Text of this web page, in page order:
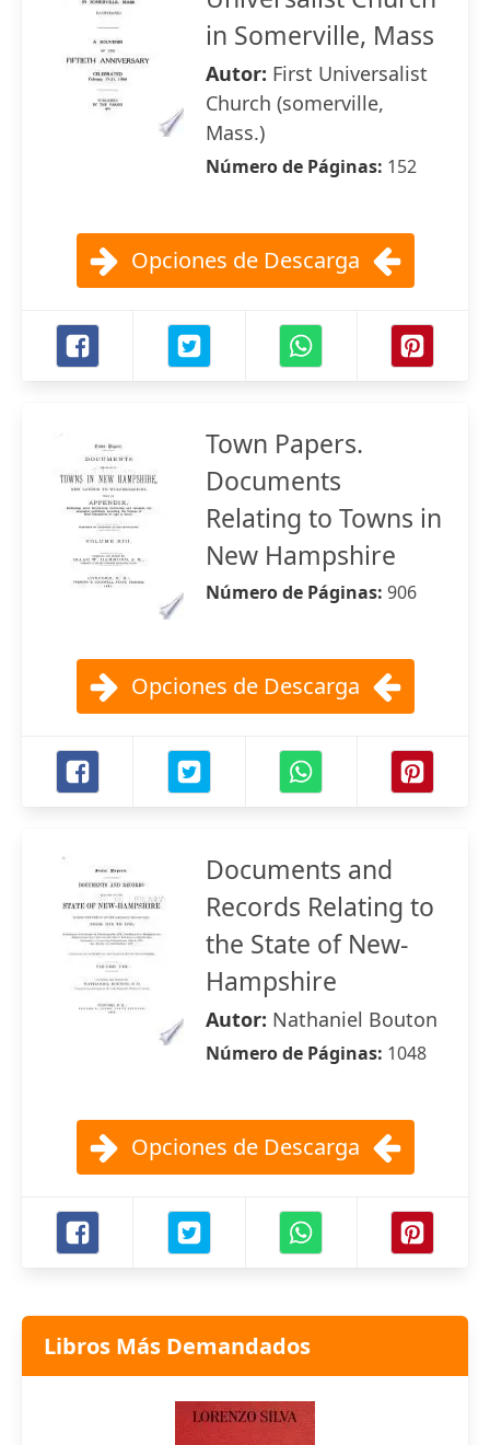
in Somerville, Mass
Autor: First Universalist
Church (somerville,
Mass.)
Número de Páginas: 152
Opciones de Descarga
Town Papers.
Documents
Relating to Towns in
New Hampshire
Número de Páginas: 906
Opciones de Descarga
Documents and
Records Relating to
the State of New-
Hampshire
Autor: Nathaniel Bouton
Número de Páginas: 1048
Opciones de Descarga
Libros Más Demandados